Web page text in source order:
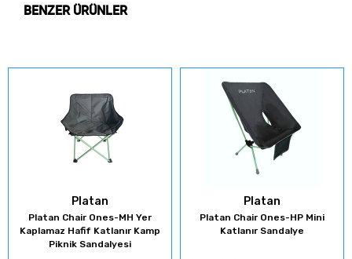
BENZER ÜRÜNLER
Platan
Platan Chair Ones-MH Yer
Kaplamaz Hafif Katlanır Kamp
Piknik Sandalyesi
Platan
Platan Chair Ones-HP Mini
Katlanır Sandalye